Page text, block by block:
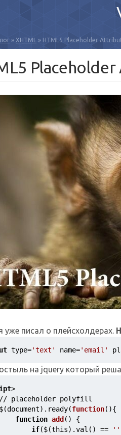
» XHTML » HTML5 Placeholder
уже писал о плейсхолдерах.
type='text' name='email'
на jquery который
>
polyfill
function(){
function add () {
if($(this).val() == ''